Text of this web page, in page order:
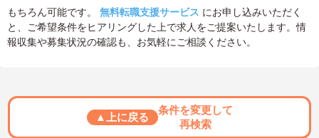
もちろん可能です。 無料転職支援サービス にお申し込みいただく
と、ご希望条件をヒアリングした上で求人をご提案いたします。情
報収集や募集状況の確認も、お気軽にご相談ください。
▲上に戻る
条件を変更して
再検索